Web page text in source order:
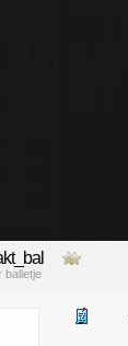
balletje